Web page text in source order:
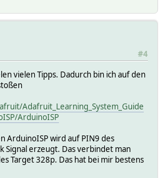
#4
vielen Tipps. Dadurch bin ich auf den
Adafruit_Learning_System_Guide
ArduinoISP
ArduinoISP wird auf PIN9 des
Signal erzeugt. Das verbindet man
Target 328p. Das hat bei mir bestens